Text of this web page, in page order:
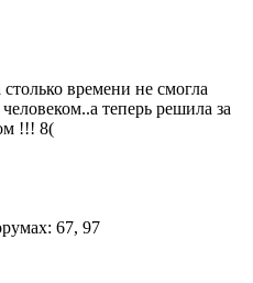
времени не смогла
теперь решила за
!!! 8(